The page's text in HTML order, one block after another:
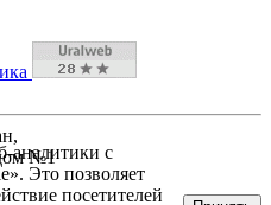
№1
аналитики с
Это позволяет
посетителей